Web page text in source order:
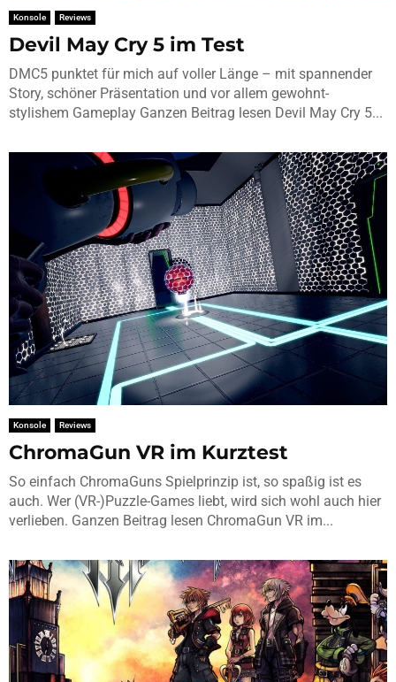
Konsole Reviews
Devil May Cry 5 im Test
DMC5 punktet für mich auf voller Länge – mit spannender
Story, schöner Präsentation und vor allem gewohnt-
stylishem Gameplay Ganzen Beitrag lesen Devil May Cry 5...
Konsole Reviews
ChromaGun VR im Kurztest
So einfach ChromaGuns Spielprinzip ist, so spaßig ist es
auch. Wer (VR-)Puzzle-Games liebt, wird sich wohl auch hier
verlieben. Ganzen Beitrag lesen ChromaGun VR im...